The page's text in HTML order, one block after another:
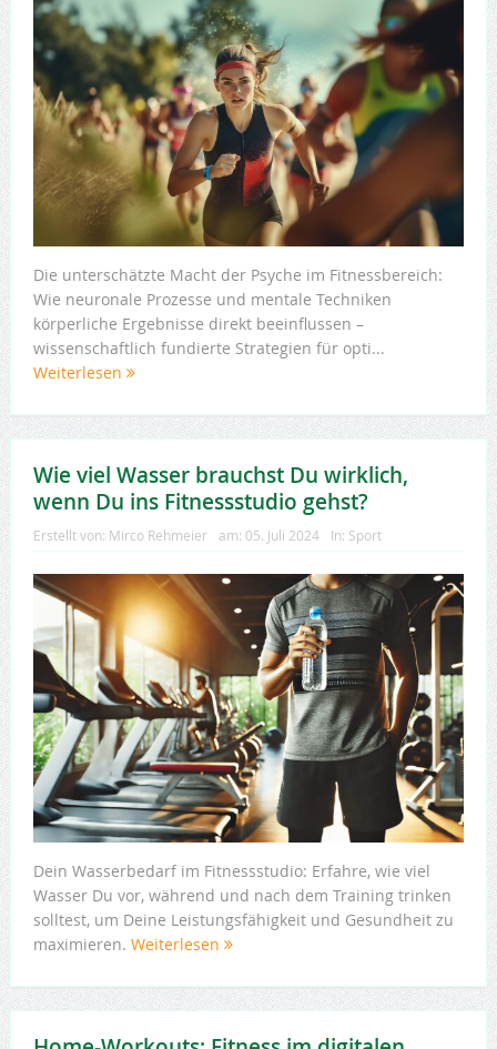
Die unterschätzte Macht der Psyche im Fitnessbereich:
Wie neuronale Prozesse und mentale Techniken
körperliche Ergebnisse direkt beeinflussen –
wissenschaftlich fundierte Strategien für opti...
Weiterlesen
Wie viel Wasser brauchst Du wirklich,
wenn Du ins Fitnessstudio gehst?
Erstellt von: Mirco Rehmeier am: 05. Juli 2024 In: Sport
Dein Wasserbedarf im Fitnessstudio: Erfahre, wie viel
Wasser Du vor, während und nach dem Training trinken
solltest, um Deine Leistungsfähigkeit und Gesundheit zu
maximieren. Weiterlesen